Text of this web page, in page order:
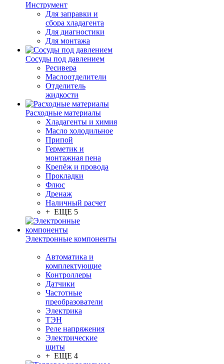
Инструмент
Для заправки и
сбора хладагента
Для диагностики
Для монтажа
Сосуды под давлением
Ресивера
Маслоотделители
Отделитель
жидкости
Расходные материалы
Хладагенты и химия
Масло холодильное
Припой
Герметик и
монтажная пена
Крепёж и провода
Прокладки
Флюс
Дренаж
Наличный расчет
+ ЕЩЕ 5
Электронные компоненты
Автоматика и
комплектующие
Контроллеры
Датчики
Частотные
преобразователи
Электрика
ТЭН
Реле напряжения
Электрические
щиты
+ ЕЩЕ 4